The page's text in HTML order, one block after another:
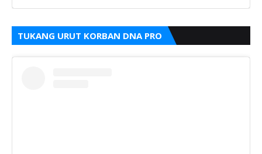
TUKANG URUT KORBAN DNA PRO